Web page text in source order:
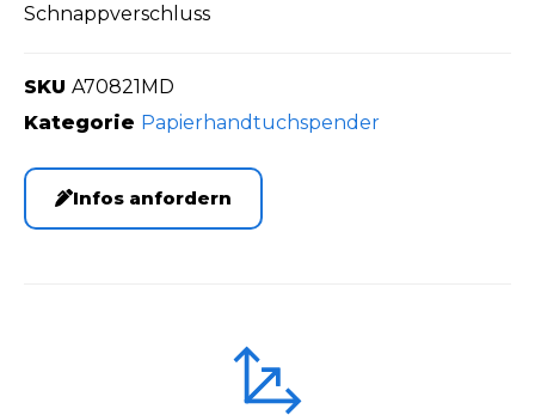
Schnappverschluss
SKU A70821MD
Kategorie Papierhandtuchspender
Infos anfordern